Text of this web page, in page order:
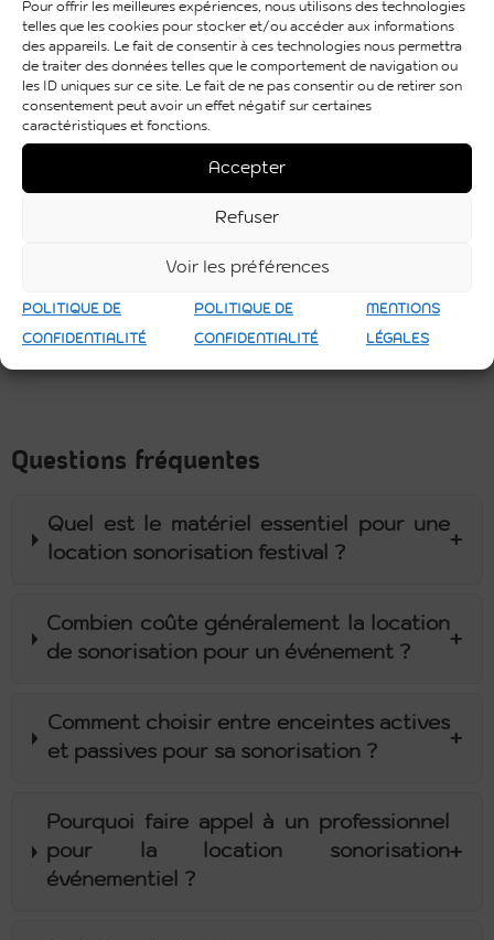
Pour offrir les meilleures expériences, nous utilisons des technologies
telles que les cookies pour stocker et/ou accéder aux informations
des appareils. Le fait de consentir à ces technologies nous permettra
de traiter des données telles que le comportement de navigation ou
les ID uniques sur ce site. Le fait de ne pas consentir ou de retirer son
consentement peut avoir un effet négatif sur certaines
caractéristiques et fonctions.
Accepter
Refuser
Voir les préférences
POLITIQUE DE
CONFIDENTIALITÉ
POLITIQUE DE
CONFIDENTIALITÉ
MENTIONS
LÉGALES
branchements, micro qui coupe, volume mal réglé
ou musique trop forte. Résultat : un rendu pro, une
ambiance maîtrisée, et un événement qui se
déroule sans stress.
Une solution clé en main pour unévénementréussi
La location sonorisation événementiel est idéale
pour obtenir un son de qualité, sans investir dans
main, vous bénéficiez d’une solution fiable,
faire un devis
Questions fréquentes
Quel est le matériel essentiel pour une
location sonorisation festival ?
+
Combien coûte généralement la location
de sonorisation pour un événement ?
+
Comment choisir entre enceintes actives
et passives pour sa sonorisation ?
+
Pourquoi faire appel à un professionnel
pour la location sonorisation
événementiel ?
+